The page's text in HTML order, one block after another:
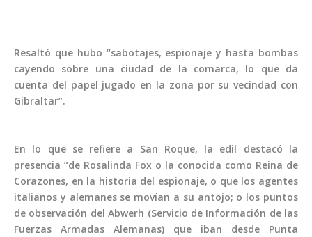
Resaltó que hubo “sabotajes, espionaje y hasta bombas
cayendo sobre una ciudad de la comarca, lo que da
cuenta del papel jugado en la zona por su vecindad con
Gibraltar”.
En lo que se refiere a San Roque, la edil destacó la
presencia “de Rosalinda Fox o la conocida como Reina de
Corazones, en la historia del espionaje, o que los agentes
italianos y alemanes se movían a su antojo; o los puntos
de observación del Abwerh (Servicio de Información de las
Fuerzas Armadas Alemanas) que iban desde Punta